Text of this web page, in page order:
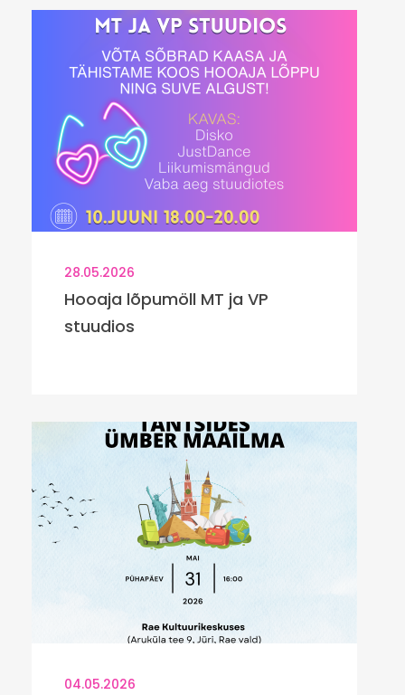
28.05.2026
Hooaja lõpumöll MT ja VP
stuudios
04.05.2026